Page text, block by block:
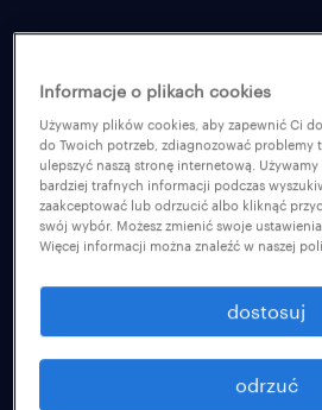
jesteś pracownikiem?
pracownika
wypełnij formularz
Informacje o plikach cookies
Używamy plików cookies, aby zapewnić Ci
do Twoich potrzeb, zdiagnozować problemy
ulepszyć naszą stronę internetową.
bardziej trafnych informacji podczas
zaakceptować lub odrzucić albo kliknąć
swój wybór. Możesz zmienić swoje
Więcej informacji można znaleźć w naszej
odrzuć
dostosuj